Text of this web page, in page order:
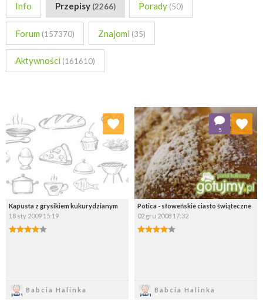
Info Przepisy (2266) Porady (50)
Forum (157370) Znajomi (35)
Aktywności (161610)
Kapusta z grysikiem kukurydzianym
18 sty 2009 15:19
Babcia Halinka
Dodaj do ulubionych
Wybierz listę:
Potica - słoweńskie ciasto świąteczne
02 gru 2008 17:32
Babcia Halinka
5
Dodaj do ulubionych
Wybierz listę: